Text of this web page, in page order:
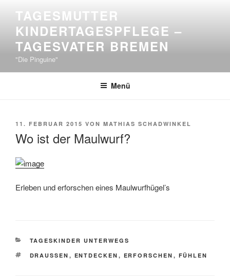
springen
TAGESMUTTER
KINDERTAGESPFLEGE –
TAGESVATER BREMEN
"Die Pinguine"
Menü
VERÖFFENTLICHT
11. FEBRUAR 2015 VON MATHIAS SCHADWINKEL
Wo ist der Maulwurf?
Erleben und erforschen eines Maulwurfhügel’s
KATEGORIEN
TAGESKINDER UNTERWEGS
SCHLAGWÖRTER
DRAUSSEN , ENTDECKEN , ERFORSCHEN , FÜHLEN